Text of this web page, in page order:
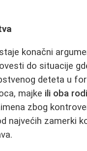
konačni
do situacije
deteta u
majke ili oba
zbog
najvećih zamerki